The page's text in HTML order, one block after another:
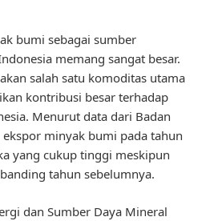
bumi sebagai sumber
memang sangat besar.
salah satu komoditas utama
kontribusi besar terhadap
Menurut data dari Badan
ekspor minyak bumi pada tahun
yang cukup tinggi meskipun
tahun sebelumnya.
dan Sumber Daya Mineral